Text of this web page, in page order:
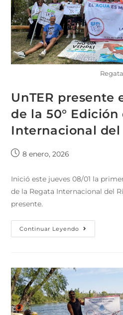
Regata
UnTER presente
de la 50°
Internacional del
8 enero, 2026
Inició este jueves 08/01 la
de la Regata Internacional del
presente.
Continuar Leyendo